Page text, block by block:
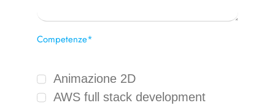
Competenze*
Animazione 2D
AWS full stack development